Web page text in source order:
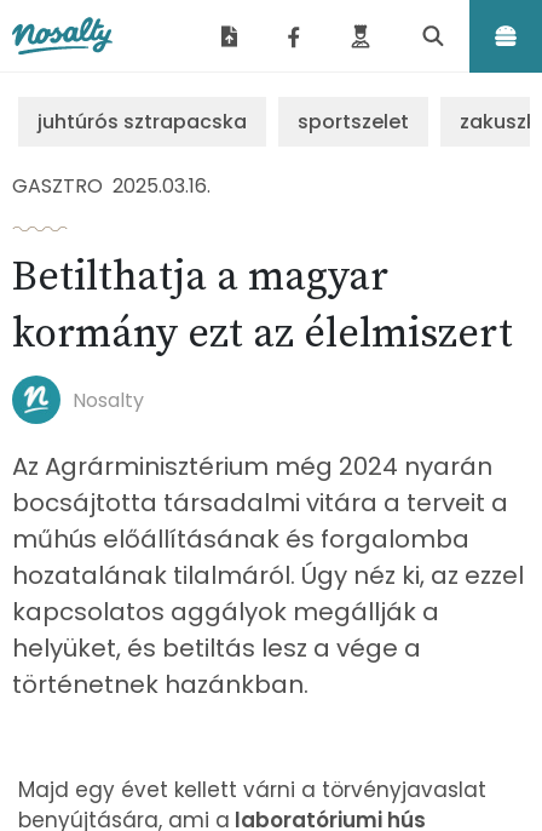
juhtúrós sztrapacska sportszelet
GASZTRO 2025.03.16.
Betilthatja a magyar
kormány ezt az élelmiszert
Nosalty
Az Agrárminisztérium még 2024 nyarán
bocsájtotta társadalmi vitára a terveit a
műhús előállításának és forgalomba
hozatalának tilalmáról. Úgy néz ki, az ezzel
kapcsolatos aggályok megállják a
helyüket, és betiltás lesz a vége a
történetnek hazánkban.
Majd egy évet kellett várni a törvényjavaslat
benyújtására, ami a laboratóriumi hús